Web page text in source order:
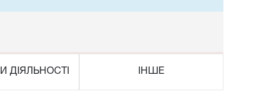
ДІЯЛЬНОСТІ ІНШЕ